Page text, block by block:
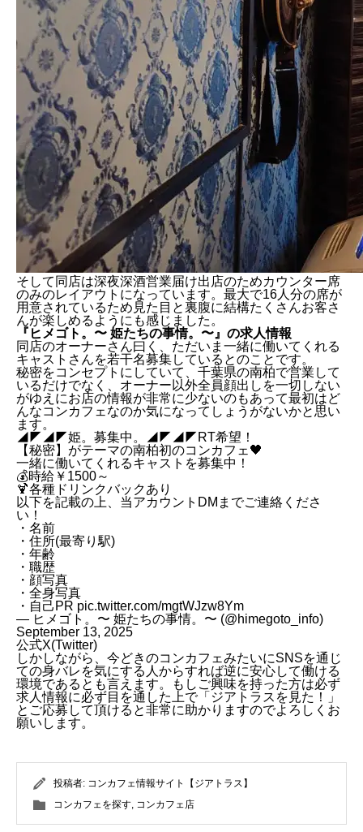
そして同店は深夜深酒営業届け出店のためカウンター席
のみのレイアウトになっています。最大で16人分の席が
用意されているため見た目と裏腹に結構たくさんお客さ
んが楽しめるようにも感じました。
『ヒメゴト。〜 姫たちの事情。〜』の求人情報
同店のオーナーさん曰く、ただいま一緒に働いてくれる
キャストさんを若干名募集しているとのことです。
秘密をコンセプトにしていて、千葉県の南柏で営業して
いるだけでなく、オーナー以外全員顔出しを一切しない
がゆえにお店の情報が非常に少ないのもあって最初はど
んなコンカフェなのか気になってしょうがないかと思い
ます。
◢◤◢◤姫。募集中。◢◤◢◤RT希望！
【秘密】がテーマの南柏初のコンカフェ🖤
一緒に働いてくれるキャストを募集中！
💰時給￥1500～
🍹各種ドリンクバックあり
以下を記載の上、当アカウントDMまでご連絡くださ
い！
・名前
・住所(最寄り駅)
・年齢
・職歴
・顔写真
・全身写真
・自己PR pic.twitter.com/mgtWJzw8Ym
— ヒメゴト。〜 姫たちの事情。〜 (@himegoto_info)
September 13, 2025
公式X(Twitter)
しかしながら、今どきのコンカフェみたいにSNSを通じ
ての身バレを気にする人からすれば逆に安心して働ける
環境であるとも言えます。もしご興味を持った方は必ず
求人情報に必ず目を通した上で「ジアトラスを見た！」
とご応募して頂けると非常に助かりますのでよろしくお
願いします。
投稿者: コンカフェ情報サイト【ジアトラス】
コンカフェを探す, コンカフェ店